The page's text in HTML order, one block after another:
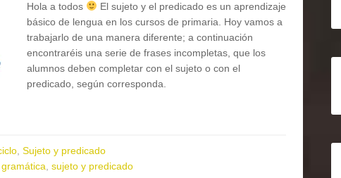
Hola a todos
El sujeto y el predicado es un aprendizaje
básico de lengua en los cursos de primaria. Hoy vamos a
trabajarlo de una manera diferente; a continuación
encontraréis una serie de frases incompletas, que los
alumnos deben completar con el sujeto o con el
predicado, según corresponda.
Sujeto y predicado
gramática sujeto y predicado